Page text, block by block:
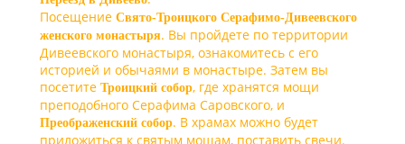
Посещение Свято-Троицкого Серафимо-Дивеевского
женского монастыря. Вы пройдете по территории
Дивеевского монастыря, ознакомитесь с его
историей и обычаями в монастыре. Затем вы
посетите Троицкий собор, где хранятся мощи
преподобного Серафима Саровского, и
Преображенский собор. В храмах можно будет
приложиться к святым мощам, поставить свечи.